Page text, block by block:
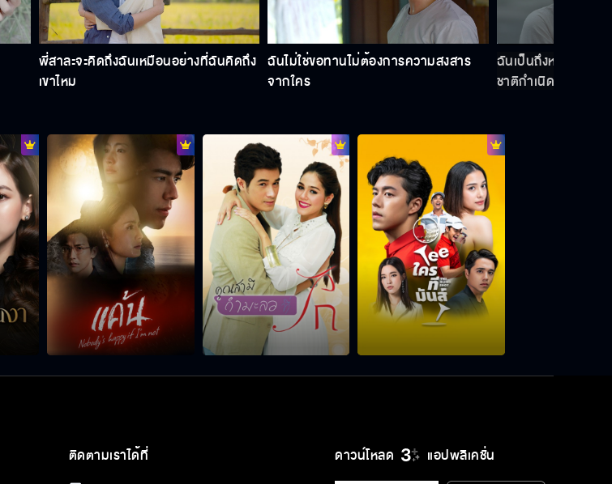
ถ้าหญิงไปก็ไม่ต้องกลับมา
ชอบแย่งเมียชาวบ้าน แกอยากตายใช่
จะแน่ใจได้ยังไงว่าเด็กในท้องไม่ใช่ลูกไอ้
เทียน
มีอะไรที่ฉันสู้งามไม่ได้
พี่สาละจะคิดถึงฉันเหมือนอย่างที่ฉันคิดถึง
เขาไหม
ฉันไม่ใช่ขอทานไม่ต้องการความสงสาร
จากใคร
ฉันเป็นถึงหลานพระย
ชาติกำเนิดใคร
ดาวน์โหลด แอปพลิเคชั่น
ติดตามเราได้ที่